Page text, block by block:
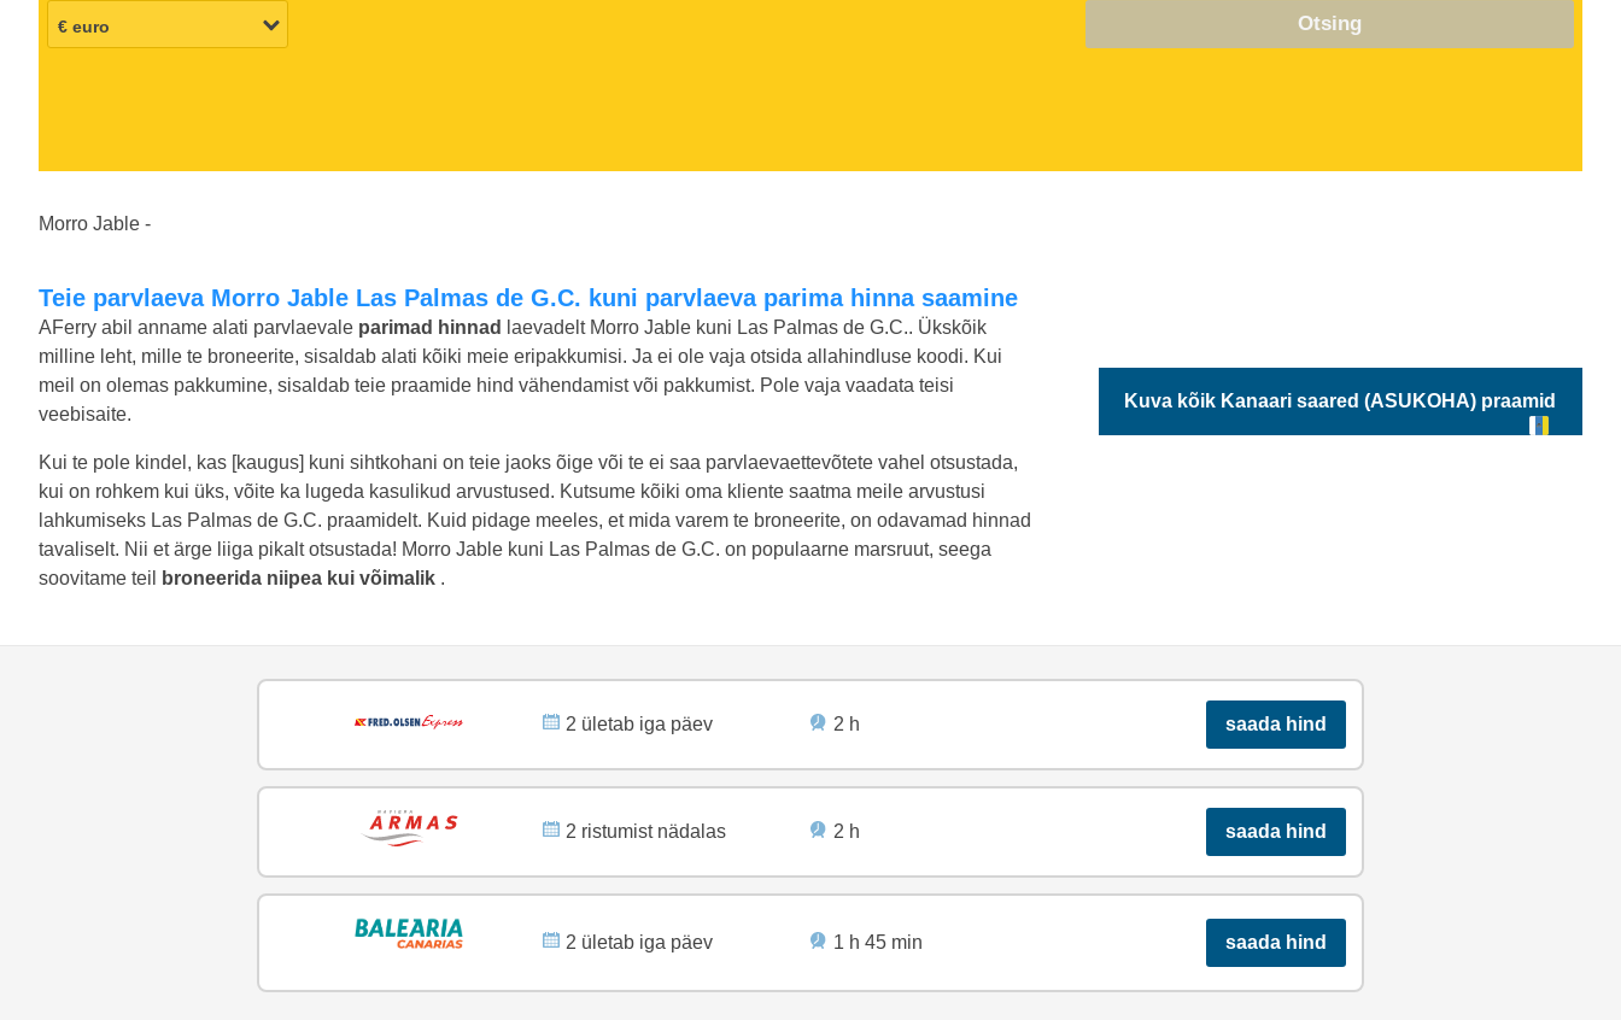
Otsing
Morro Jable -
Teie parvlaeva Morro Jable Las Palmas de G.C. kuni parvlaeva parima hinna saamine
AFerry abil anname alati parvlaevale parimad hinnad
laevadelt Morro Jable kuni Las Palmas de G.C.. Ükskõik
milline leht, mille te broneerite, sisaldab alati kõiki meie eripakkumisi. Ja ei ole vaja otsida allahindluse koodi. Kui
meil on olemas pakkumine, sisaldab teie praamide hind vähendamist või pakkumist. Pole vaja vaadata teisi
veebisaite.
Kui te pole kindel, kas [kaugus] kuni sihtkohani on teie jaoks õige või te ei saa parvlaevaettevõtete vahel otsustada,
kui on rohkem kui üks, võite ka lugeda kasulikud arvustused. Kutsume kõiki oma kliente saatma meile arvustusi
lahkumiseks Las Palmas de G.C. praamidelt. Kuid pidage meeles, et mida varem te broneerite, on odavamad hinnad
tavaliselt. Nii et ärge liiga pikalt otsustada! Morro Jable kuni Las Palmas de G.C. on populaarne marsruut, seega
soovitame teil
broneerida niipea kui võimalik .
Kuva kõik Kanaari saared (ASUKOHA) praamid
2 ületab iga päev 2 h saada hind
2 ristumist nädalas 2 h saada hind
2 ületab iga päev 1 h 45 min saada hind